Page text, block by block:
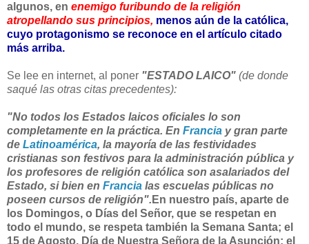
algunos, en enemigo furibundo de la religión
atropellando sus principios, menos aún de la católica,
cuyo protagonismo se reconoce en el artículo citado
más arriba.
Se lee en internet, al poner "ESTADO LAICO" (de donde
saqué las otras citas precedentes):
"No todos los Estados laicos oficiales lo son
completamente en la práctica. En Francia y gran parte
de Latinoamérica, la mayoría de las festividades
cristianas son festivos para la administración pública y
los profesores de religión católica son asalariados del
Estado, si bien en Francia las escuelas públicas no
poseen cursos de religión". En nuestro país, aparte de
los Domingos, o Días del Señor, que se respetan en
todo el mundo, se respeta también la Semana Santa; el
15 de Agosto, Día de Nuestra Señora de la Asunción; el